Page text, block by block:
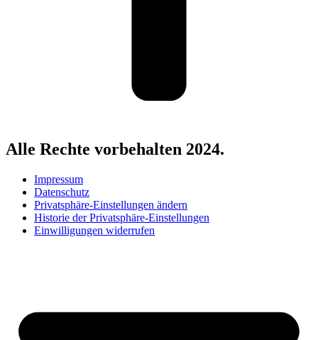
Alle Rechte vorbehalten 2024.
Impressum
Datenschutz
Privatsphäre-Einstellungen ändern
Historie der Privatsphäre-Einstellungen
Einwilligungen widerrufen